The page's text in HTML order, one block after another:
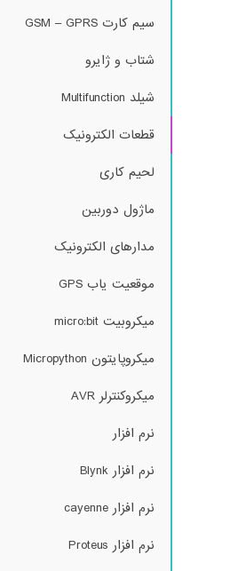
سیم کارت GSM – GPRS
شتاب و ژایرو
شیلد Multifunction
قطعات الکترونیک
لحیم کاری
ماژول دوربین
مدارهای الکترونیک
موقعیت یاب GPS
میکروبیت micro:bit
میکروپایتون Micropython
میکروکنترلر AVR
نرم افزار
نرم افزار Blynk
نرم افزار cayenne
نرم افزار Proteus